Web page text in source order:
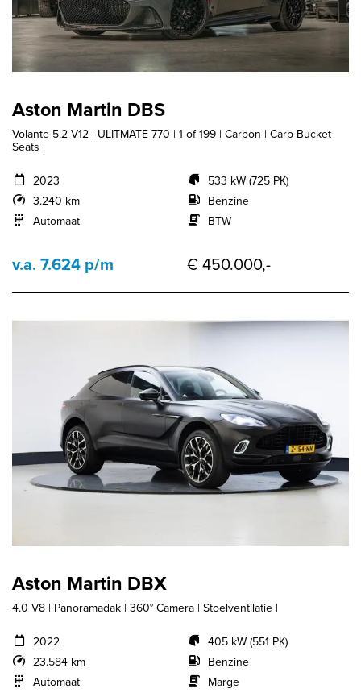
Aston Martin DBS
Volante 5.2 V12 | ULITMATE 770 | 1 of 199 | Carbon | Carb Bucket
Seats |
2023
3.240 km
Automaat
533 kW (725 PK)
Benzine
BTW
v.a. 7.624 p/m € 450.000,-
Aston Martin DBX
4.0 V8 | Panoramadak | 360° Camera | Stoelventilatie |
2022
23.584 km
Automaat
405 kW (551 PK)
Benzine
Marge